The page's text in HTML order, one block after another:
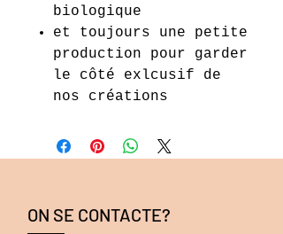
biologique
et toujours une petite
production pour garder
le côté exlcusif de
nos créations
ON SE CONTACTE?